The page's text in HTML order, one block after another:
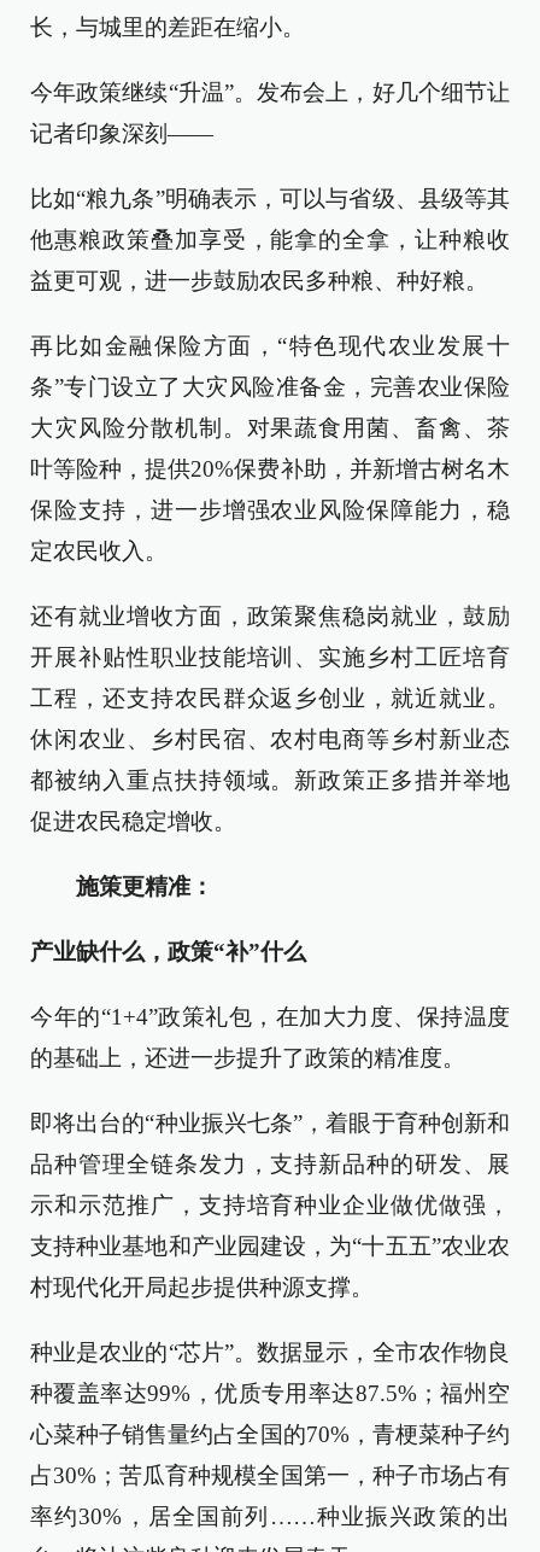
长，与城里的差距在缩小。
今年政策继续“升温”。发布会上，好几个细节让
记者印象深刻——
比如“粮九条”明确表示，可以与省级、县级等其
他惠粮政策叠加享受，能拿的全拿，让种粮收
益更可观，进一步鼓励农民多种粮、种好粮。
再比如金融保险方面，“特色现代农业发展十
条”专门设立了大灾风险准备金，完善农业保险
大灾风险分散机制。对果蔬食用菌、畜禽、茶
叶等险种，提供20%保费补助，并新增古树名木
保险支持，进一步增强农业风险保障能力，稳
定农民收入。
还有就业增收方面，政策聚焦稳岗就业，鼓励
开展补贴性职业技能培训、实施乡村工匠培育
工程，还支持农民群众返乡创业，就近就业。
休闲农业、乡村民宿、农村电商等乡村新业态
都被纳入重点扶持领域。新政策正多措并举地
促进农民稳定增收。
施策更精准：
产业缺什么，政策“补”什么
今年的“1+4”政策礼包，在加大力度、保持温度
的基础上，还进一步提升了政策的精准度。
即将出台的“种业振兴七条”，着眼于育种创新和
品种管理全链条发力，支持新品种的研发、展
示和示范推广，支持培育种业企业做优做强，
支持种业基地和产业园建设，为“十五五”农业农
村现代化开局起步提供种源支撑。
种业是农业的“芯片”。数据显示，全市农作物良
种覆盖率达99%，优质专用率达87.5%；福州空
心菜种子销售量约占全国的70%，青梗菜种子约
占30%；苦瓜育种规模全国第一，种子市场占有
率约30%，居全国前列……种业振兴政策的出